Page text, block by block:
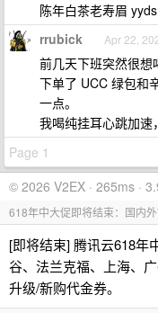
陈年白茶老寿眉 yyds
rrubick Apr 22,
前几天下班突然很想
下单了 UCC 绿包和
一点。
我喝纯挂耳心跳加速
Page 1
© 2026 V2EX · 265ms ·
618年中大促即将结束：国内
[即将结束] 腾讯云618年
谷、法兰克福、上海、
升级/新购代金券。